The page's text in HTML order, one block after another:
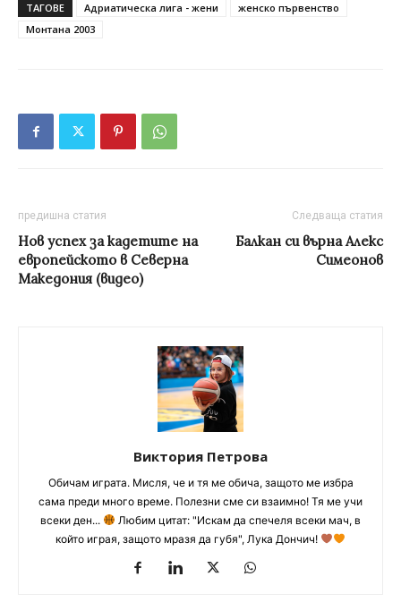
ТАГОВЕ Адриатическа лига - жени
женско първенство
Монтана 2003
предишна статия
Нов успех за кадетите на
европейското в Северна
Македония (видео)
Следваща статия
Балкан си върна Алекс
Симеонов
Виктория Петрова
Обичам играта. Мисля, че и тя ме обича, защото ме избра
сама преди много време. Полезни сме си взаимно! Тя ме учи
всеки ден...
Любим цитат: "Искам да спечеля всеки мач, в
който играя, защото мразя да губя", Лука Дончич!